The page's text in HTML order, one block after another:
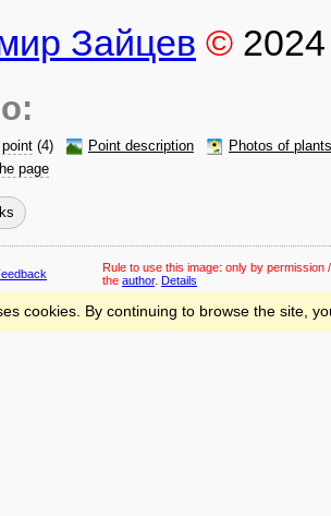
Зайцев © 2024
(4) Point description
Photos of
page
Rule to use this image: only by permission
the author. Details
cookies. By continuing to browse the site,